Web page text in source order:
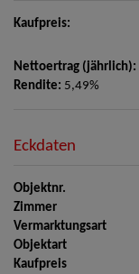
Kaufpreis:
Nettoertrag (jährlich):
Rendite: 5,49%
Eckdaten
Objektnr.
Zimmer
Vermarktungsart
Objektart
Kaufpreis